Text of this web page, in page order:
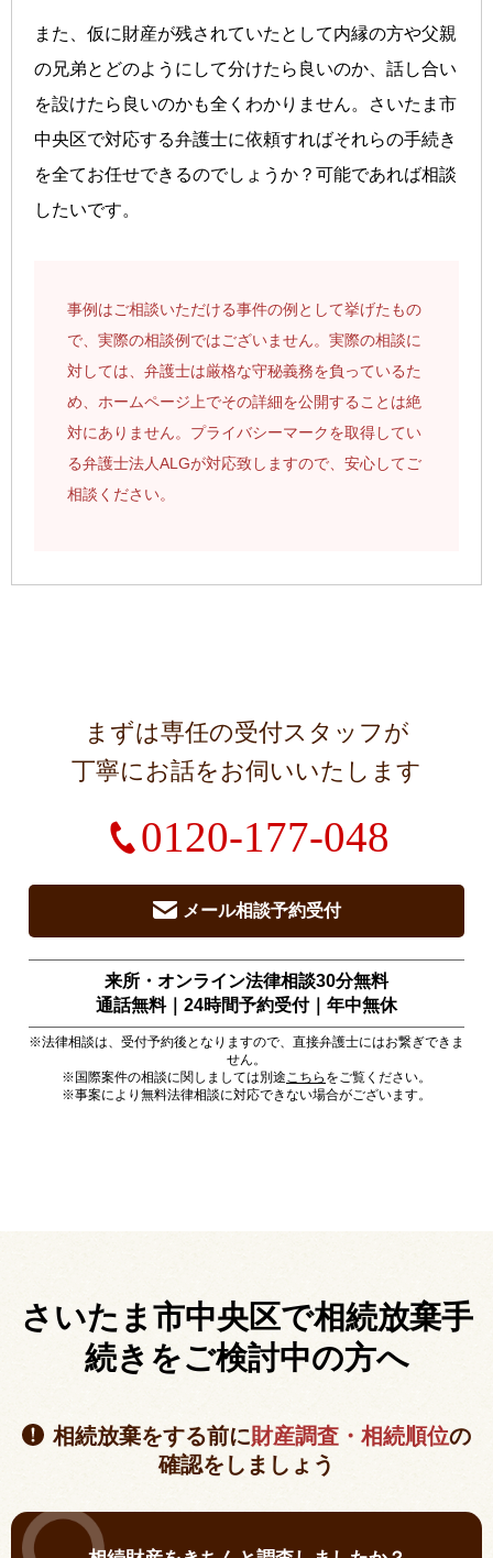
また、仮に財産が残されていたとして内縁の方や父親
の兄弟とどのようにして分けたら良いのか、話し合い
を設けたら良いのかも全くわかりません。さいたま市
中央区で対応する弁護士に依頼すればそれらの手続き
を全てお任せできるのでしょうか？可能であれば相談
したいです。
事例はご相談いただける事件の例として挙げたもの
で、実際の相談例ではございません。実際の相談に
対しては、弁護士は厳格な守秘義務を負っているた
め、ホームページ上でその詳細を公開することは絶
対にありません。プライバシーマークを取得してい
る弁護士法人ALGが対応致しますので、安心してご
相談ください。
まずは専任の受付スタッフが
丁寧にお話をお伺いいたします
0120-177-048
メール相談予約受付
来所・オンライン法律相談30分無料
通話無料｜24時間予約受付｜ 年中無休
※法律相談は、受付予約後となりますので、直接弁護士にはお繋ぎできま
せん。
※国際案件の相談に関しましては別途こちら をご覧ください。
※事案により無料法律相談に対応できない場合がございます。
さいたま市中央区で相続放棄手
続きをご検討中の方へ
相続放棄をする前に財産調査・相続順位の
確認をしましょう